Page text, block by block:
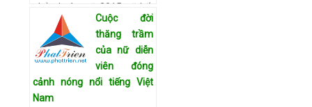
nhảy hoàn vũ 2015 sẽ kết
thúc chặng đường tìm kiếm
tài năng nhảy múa ở mùa
thứ 6. Hiện tại, cơ hội đang
chia đều cho cả …
Xem chi
tiết
Cuộc đời
thăng trầm
của nữ diễn
viên đóng
cảnh nóng nổi tiếng Việt
Nam